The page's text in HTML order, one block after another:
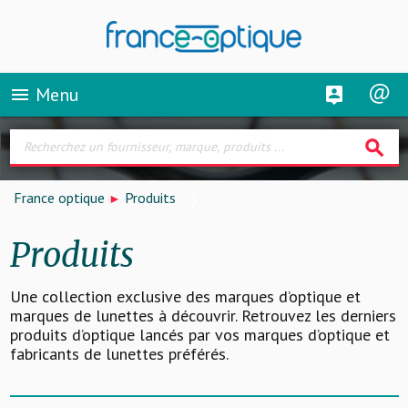
menu Menu
search
France optique Produits
Produits
Une collection exclusive des marques d’optique et
marques de lunettes à découvrir. Retrouvez les derniers
produits d’optique lancés par vos marques d’optique et
fabricants de lunettes préférés.